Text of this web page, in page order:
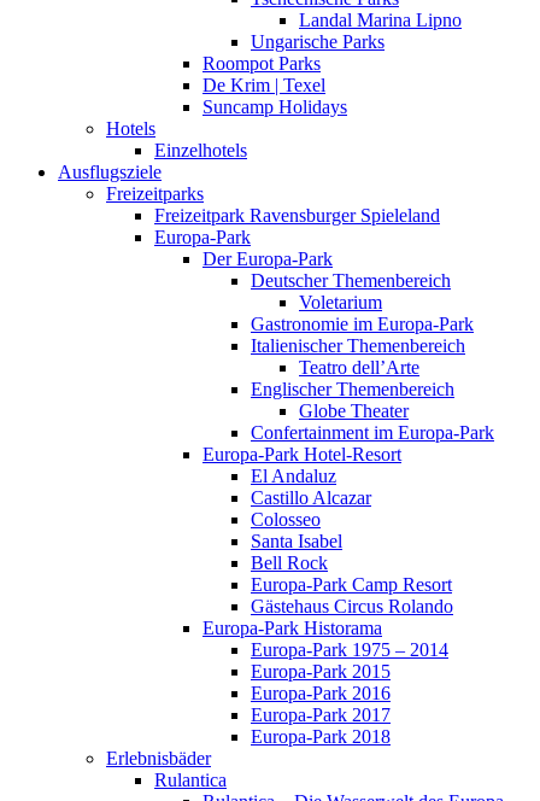
Landal Marina Lipno
Ungarische Parks
Roompot Parks
De Krim | Texel
Suncamp Holidays
Hotels
Einzelhotels
Ausflugsziele
Freizeitparks
Freizeitpark Ravensburger Spieleland
Europa-Park
Der Europa-Park
Deutscher Themenbereich
Voletarium
Gastronomie im Europa-Park
Italienischer Themenbereich
Teatro dell’Arte
Englischer Themenbereich
Globe Theater
Confertainment im Europa-Park
Europa-Park Hotel-Resort
El Andaluz
Castillo Alcazar
Colosseo
Santa Isabel
Bell Rock
Europa-Park Camp Resort
Gästehaus Circus Rolando
Europa-Park Historama
Europa-Park 1975 – 2014
Europa-Park 2015
Europa-Park 2016
Europa-Park 2017
Europa-Park 2018
Erlebnisbäder
Rulantica